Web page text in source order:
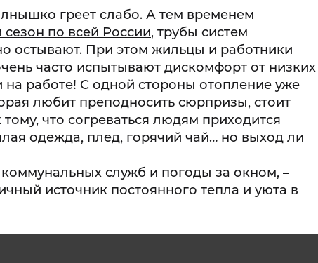
греет слабо. А тем временем
по всей России, трубы систем
остывают. При этом жильцы и работники
часто испытывают дискомфорт от низких
работе! С одной стороны отопление уже
любит преподносить сюрпризы, стоит
что согреваться людям приходится
одежда, плед, горячий чай… но выход ли
коммунальных служб и погоды за окном, –
источник постоянного тепла и уюта в